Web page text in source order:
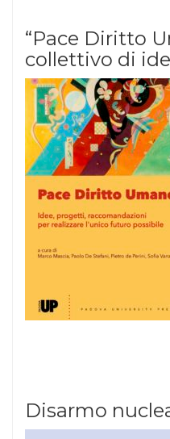
“Pace Diritto
collettivo di
Disarmo